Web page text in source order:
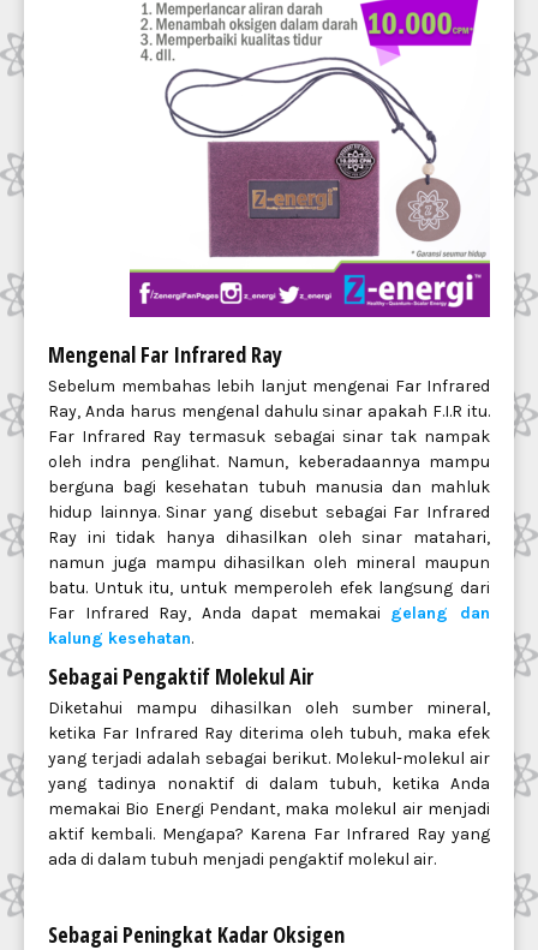
Mengenal Far Infrared Ray
Sebelum membahas lebih lanjut mengenai Far Infrared
Ray, Anda harus mengenal dahulu sinar apakah F.I.R itu.
Far Infrared Ray termasuk sebagai sinar tak nampak
oleh indra penglihat. Namun, keberadaannya mampu
berguna bagi kesehatan tubuh manusia dan mahluk
hidup lainnya. Sinar yang disebut sebagai Far Infrared
Ray ini tidak hanya dihasilkan oleh sinar matahari,
namun juga mampu dihasilkan oleh mineral maupun
batu. Untuk itu, untuk memperoleh efek langsung dari
Far Infrared Ray, Anda dapat memakai gelang dan
kalung kesehatan.
Sebagai Pengaktif Molekul Air
Diketahui mampu dihasilkan oleh sumber mineral,
ketika Far Infrared Ray diterima oleh tubuh, maka efek
yang terjadi adalah sebagai berikut. Molekul-molekul air
yang tadinya nonaktif di dalam tubuh, ketika Anda
memakai Bio Energi Pendant, maka molekul air menjadi
aktif kembali. Mengapa? Karena Far Infrared Ray yang
ada di dalam tubuh menjadi pengaktif molekul air.
Sebagai Peningkat Kadar Oksigen